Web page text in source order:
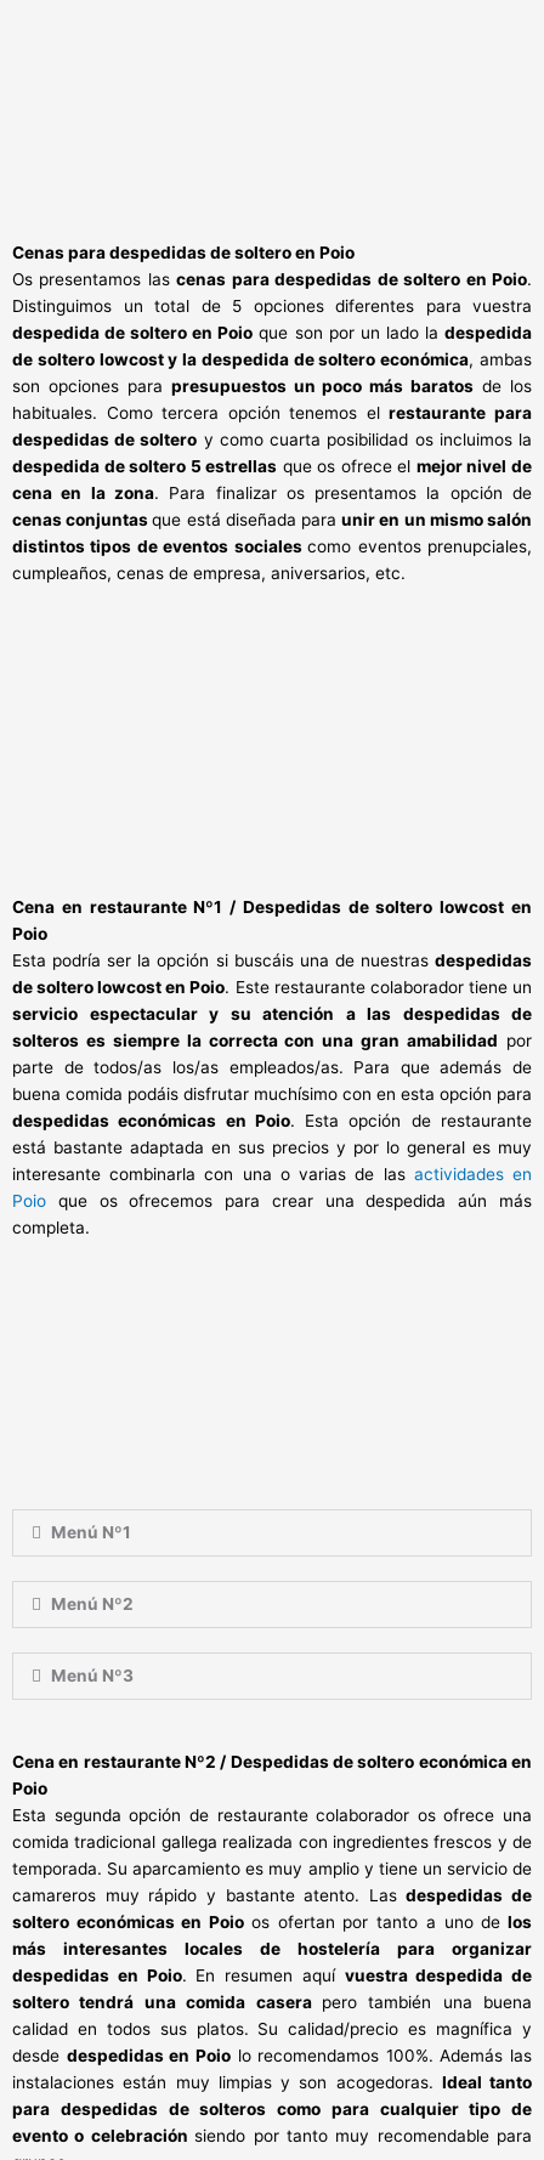
Cenas para despedidas de soltero en Poio
Os presentamos lascenas para despedidas de soltero en Poio.
Distinguimos un total de 5 opciones diferentes para vuestra
despedida de soltero en Poio que son por un lado ladespedida
de soltero lowcost y la despedida de soltero económica, ambas
son opciones para presupuestos un poco más baratos de los
habituales. Como tercera opción tenemos elrestaurante para
despedidas de soltero y como cuarta posibilidad os incluimos la
despedida de soltero 5 estrellas que os ofrece el mejor nivel de
cena en la zona. Para finalizar os presentamos la opción de
cenas conjuntasque está diseñada paraunir en un mismo salón
distintos tipos de eventos socialescomo eventos prenupciales,
cumpleaños, cenas de empresa, aniversarios, etc.
Cena en restaurante Nº1 / Despedidas de soltero lowcost en
Poio
Esta podría ser la opción si buscáis una de nuestras despedidas
de soltero lowcost en Poio. Este restaurante colaborador tiene un
servicio espectacular y su atención a las despedidas de
solteros es siempre la correcta con una gran amabilidad por
parte de todos/as los/as empleados/as. Para que además de
buena comida podáis disfrutar muchísimo con en esta opción para
despedidas económicas en Poio. Esta opción de restaurante
está bastante adaptada en sus precios y por lo general es muy
interesante combinarla con una o varias de las actividades en
Poio que os ofrecemos para crear una despedida aún más
completa.
Menú Nº1
Menú Nº2
Menú Nº3
Cena en restaurante Nº2 / Despedidas de soltero económica en
Poio
Esta segunda opción de restaurante colaborador os ofrece una
comida tradicional gallega realizada con ingredientes frescos y de
temporada. Su aparcamiento es muy amplio y tiene un servicio de
camareros muy rápido y bastante atento. Lasdespedidas de
soltero económicas en Poio os ofertan por tanto a uno de los
más interesantes locales de hostelería para organizar
despedidas en Poio. En resumen aquí vuestra despedida de
soltero tendrá una comida casera pero también una buena
calidad en todos sus platos. Su calidad/precio es magnífica y
desde despedidas en Poiolo recomendamos 100%. Además las
instalaciones están muy limpias y son acogedoras. Ideal tanto
para despedidas de solteros como para cualquier tipo de
evento o celebraciónsiendo por tanto muy recomendable para